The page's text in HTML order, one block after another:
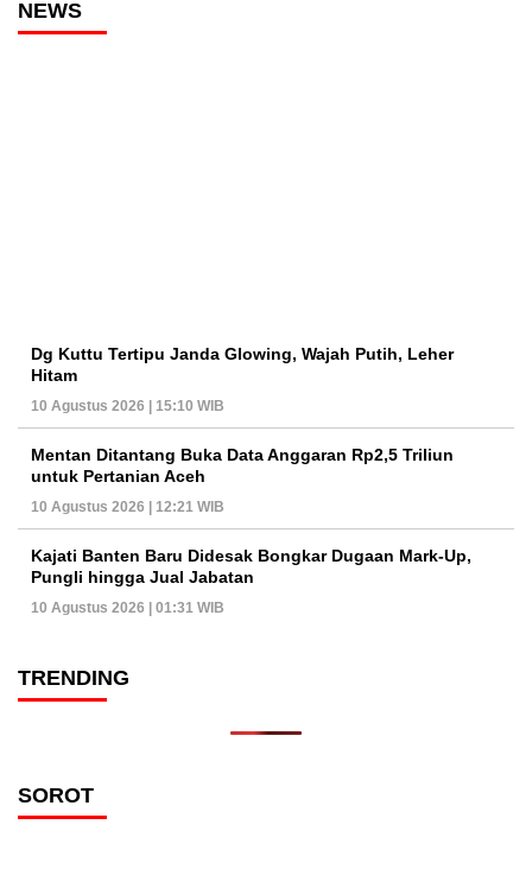
NEWS
Dg Kuttu Tertipu Janda Glowing, Wajah Putih, Leher
Hitam
10 Agustus 2026 | 15:10 WIB
Mentan Ditantang Buka Data Anggaran Rp2,5 Triliun
untuk Pertanian Aceh
10 Agustus 2026 | 12:21 WIB
Kajati Banten Baru Didesak Bongkar Dugaan Mark-Up,
Pungli hingga Jual Jabatan
10 Agustus 2026 | 01:31 WIB
TRENDING
SOROT